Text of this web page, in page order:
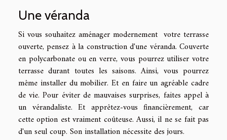
Une véranda
Si vous souhaitez aménager modernement votre terrasse
ouverte, pensez à la construction d'une véranda. Couverte
en polycarbonate ou en verre, vous pourrez utiliser votre
terrasse durant toutes les saisons. Ainsi, vous pourrez
même installer du mobilier. Et en faire un agréable cadre
de vie. Pour éviter de mauvaises surprises, faites appel à
un vérandaliste. Et apprêtez-vous financièrement, car
cette option est vraiment coûteuse. Aussi, il ne se fait pas
d'un seul coup. Son installation nécessite des jours.